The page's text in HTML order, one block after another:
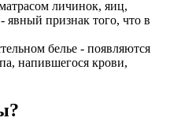
личинок, яиц,
признак того, что в
белье - появляются
напившегося крови,